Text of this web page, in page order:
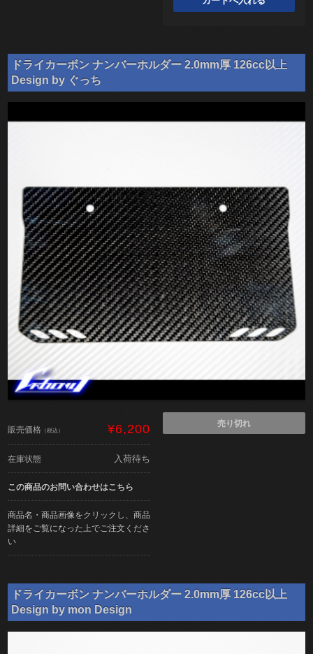
ドライカーボン ナンバーホルダー 2.0mm厚 126cc以上
Design by ぐっち
販売価格 （税込） ¥6,200
在庫状態 入荷待ち
この商品のお問い合わせはこちら
商品名・商品画像をクリックし、商品
詳細をご覧になった上でご注文くださ
い
売り切れ
ドライカーボン ナンバーホルダー 2.0mm厚 126cc以上
Design by mon Design